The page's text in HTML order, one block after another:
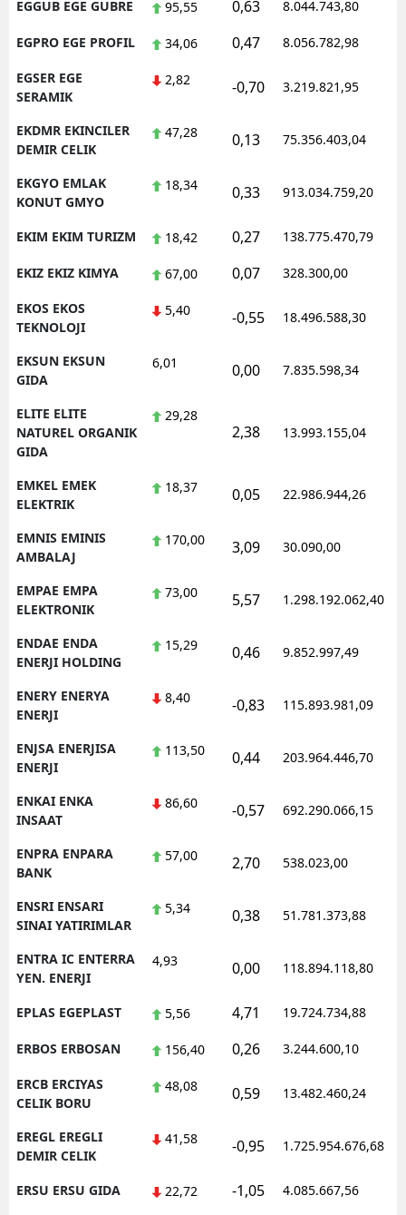
EGGUB EGE GUBRE 95,55 0,63 8.044.743,80
EGPRO EGE PROFIL 34,06 0,47 8.056.782,98
EGSER EGE
SERAMIK
2,82 -0,70 3.219.821,95
EKDMR EKINCILER
DEMIR CELIK
47,28 0,13 75.356.403,04
EKGYO EMLAK
KONUT GMYO
18,34 0,33 913.034.759,20
EKIM EKIM TURIZM 18,42 0,27 138.775.470,79
EKIZ EKIZ KIMYA 67,00 0,07 328.300,00
EKOS EKOS
TEKNOLOJI
5,40 -0,55 18.496.588,30
EKSUN EKSUN
GIDA
6,01 0,00 7.835.598,34
ELITE ELITE
NATUREL ORGANIK
GIDA
29,28
2,38 13.993.155,04
EMKEL EMEK
ELEKTRIK
18,37 0,05 22.986.944,26
EMNIS EMINIS
AMBALAJ
170,00 3,09 30.090,00
EMPAE EMPA
ELEKTRONIK
73,00 5,57 1.298.192.062,40
ENDAE ENDA
ENERJI HOLDING
15,29 0,46 9.852.997,49
ENERY ENERYA
ENERJI
8,40 -0,83 115.893.981,09
ENJSA ENERJISA
ENERJI
113,50 0,44 203.964.446,70
ENKAI ENKA
INSAAT
86,60 -0,57 692.290.066,15
ENPRA ENPARA
BANK
57,00 2,70 538.023,00
ENSRI ENSARI
SINAI YATIRIMLAR
5,34 0,38 51.781.373,88
ENTRA IC ENTERRA
YEN. ENERJI
4,93 0,00 118.894.118,80
EPLAS EGEPLAST 5,56 4,71 19.724.734,88
ERBOS ERBOSAN 156,40 0,26 3.244.600,10
ERCB ERCIYAS
CELIK BORU
48,08 0,59 13.482.460,24
EREGL EREGLI
DEMIR CELIK
41,58 -0,95 1.725.954.676,68
ERSU ERSU GIDA 22,72 -1,05 4.085.667,56